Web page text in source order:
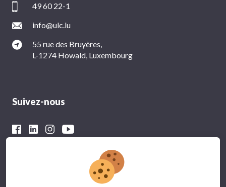
49 60 22-1
info@ulc.lu
55 rue des Bruyères,
L-1274 Howald, Luxembourg
Suivez-nous
Avec le soutien financier du